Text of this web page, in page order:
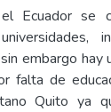
Ecuador se
embargo hay
falta de
Quito ya